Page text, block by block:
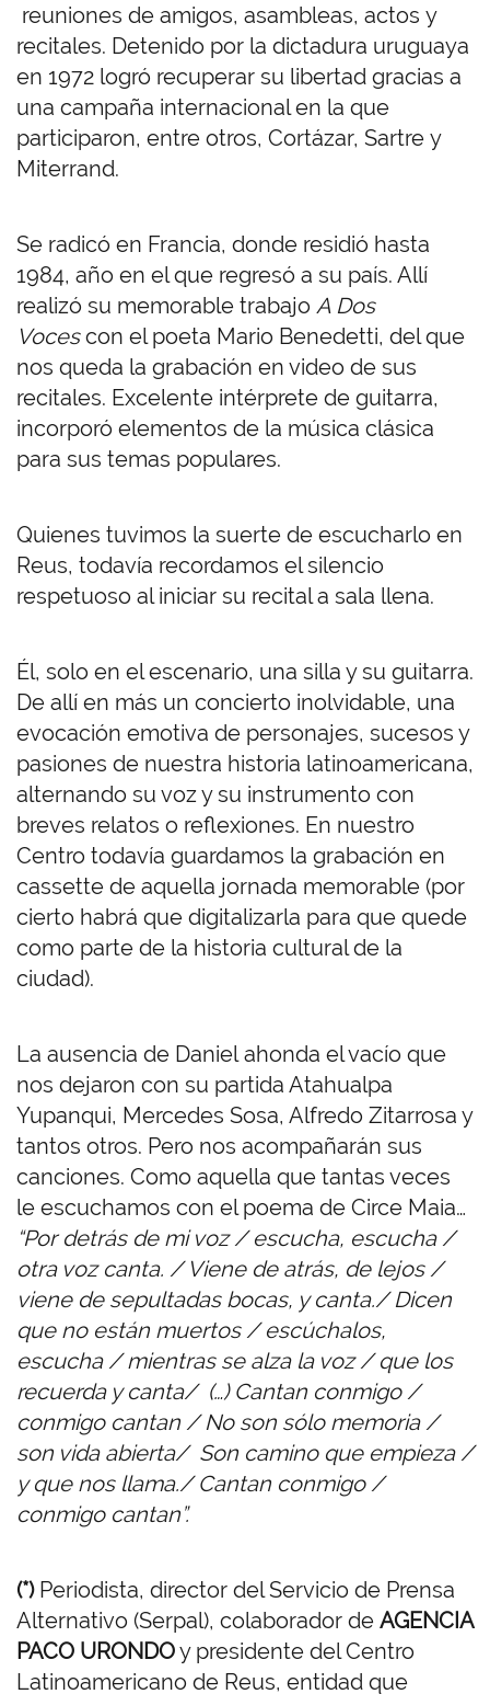
reuniones de amigos, asambleas, actos y
recitales. Detenido por la dictadura uruguaya
en 1972 logró recuperar su libertad gracias a
una campaña internacional en la que
participaron, entre otros, Cortázar, Sartre y
Miterrand.
Se radicó en Francia, donde residió hasta
1984, año en el que regresó a su país. Allí
realizó su memorable trabajo A Dos
Vocescon el poeta Mario Benedetti, del que
nos queda la grabación en video de sus
recitales. Excelente intérprete de guitarra,
incorporó elementos de la música clásica
para sus temas populares.
Quienes tuvimos la suerte de escucharlo en
Reus, todavía recordamos el silencio
respetuoso al iniciar su recital a sala llena.
Él, solo en el escenario, una silla y su guitarra.
De allí en más un concierto inolvidable, una
evocación emotiva de personajes, sucesos y
pasiones de nuestra historia latinoamericana,
alternando su voz y su instrumento con
breves relatos o reflexiones. En nuestro
Centro todavía guardamos la grabación en
cassette de aquella jornada memorable (por
cierto habrá que digitalizarla para que quede
como parte de la historia cultural de la
ciudad).
La ausencia de Daniel ahonda el vacío que
nos dejaron con su partida Atahualpa
Yupanqui, Mercedes Sosa, Alfredo Zitarrosa y
tantos otros. Pero nos acompañarán sus
canciones. Como aquella que tantas veces
le escuchamos con el poema de Circe Maia…
“Por detrás de mi voz / escucha, escucha /
otra voz canta. / Viene de atrás, de lejos /
viene de sepultadas bocas, y canta./ Dicen
que no están muertos / escúchalos,
escucha / mientras se alza la voz / que los
recuerda y canta/ (…) Cantan conmigo /
conmigo cantan / No son sólo memoria /
son vida abierta/ Son camino que empieza /
y que nos llama./ Cantan conmigo /
conmigo cantan”.
(*)Periodista, director del Servicio de Prensa
Alternativo (Serpal), colaborador de AGENCIA
PACO URONDOy presidente del Centro
Latinoamericano de Reus, entidad que